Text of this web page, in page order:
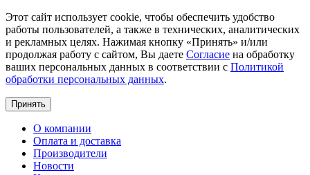
Этот сайт использует cookie, чтобы обеспечить удобство
работы пользователей, а также в технических, аналитических
и рекламных целях. Нажимая кнопку «Принять» и/или
продолжая работу с сайтом, Вы даете Согласие на обработку
ваших персональных данных в соответствии с Политикой
обработки персональных данных.
Принять
О компании
Оплата и доставка
Производители
Новости